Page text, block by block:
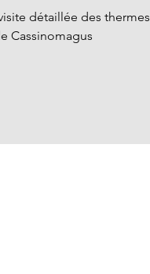
détaillée des thermes
Cassinomagus